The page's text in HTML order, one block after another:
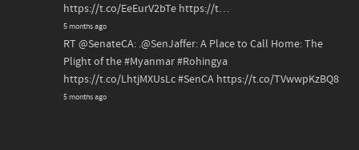
https://t.co/EeEurV2bTe https://t…
5 months ago
RT @SenateCA: .@SenJaffer: A Place to Call Home: The
Plight of the#Myanmar#Rohingya
https://t.co/LhtjMXUsLc#SenCA https://t.co/TVwwpKzBQ8
5 months ago